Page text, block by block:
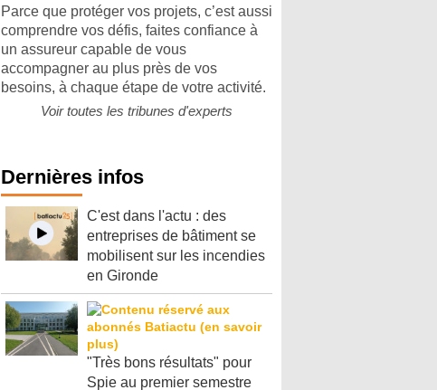
Parce que protéger vos projets, c’est aussi
comprendre vos défis, faites confiance à
un assureur capable de vous
accompagner au plus près de vos
besoins, à chaque étape de votre activité.
Voir toutes les tribunes d'experts
Dernières infos
C'est dans l'actu : des
entreprises de bâtiment se
mobilisent sur les incendies
en Gironde
"Très bons résultats" pour
Spie au premier semestre